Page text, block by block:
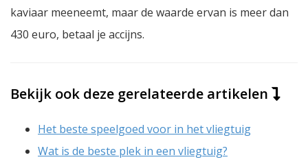
kaviaar meeneemt, maar de waarde ervan is meer dan
430 euro, betaal je accijns.
Bekijk ook deze gerelateerde artikelen
Het beste speelgoed voor in het vliegtuig
Wat is de beste plek in een vliegtuig?